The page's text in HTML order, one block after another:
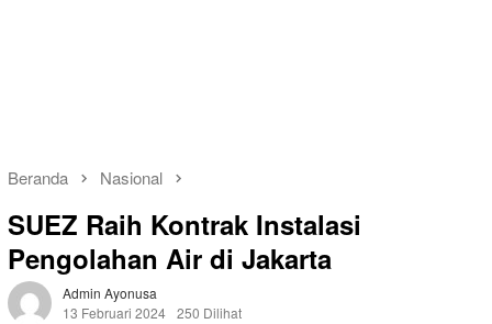
Beranda Nasional
SUEZ Raih Kontrak Instalasi
Pengolahan Air di Jakarta
Admin Ayonusa
13 Februari 2024 250 Dilihat